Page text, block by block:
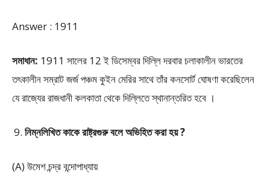
Answer : 1911
সমাধান: 1911 সালের 12 ই ডিসেম্বর দিল্লি দরবার চলাকালীন ভারতের
তৎকালীন সম্রাট জর্জ পঞ্চম কুইন মেরির সাথে তাঁর কনসোর্ট ঘোষণা করেছিলেন
যে রাজ্যের রাজধানী কলকাতা থেকে দিল্লিতে স্থানান্তরিত হবে ।
নিম্নলিখিত কাকে রাষ্ট্রগুরু বলে অভিহিত করা হয় ?
(A) উমেশ চন্দ্র বন্দোপাধ্যায়